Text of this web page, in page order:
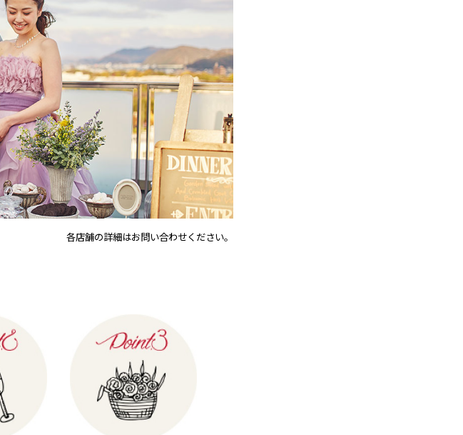
各店舗の詳細はお問い合わせください。